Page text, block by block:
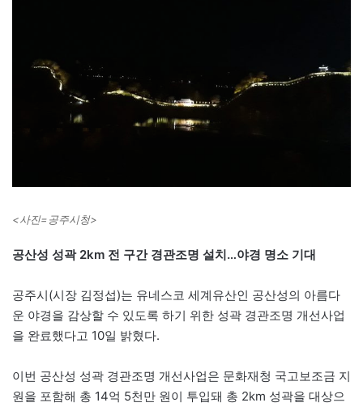
<사진=공주시청>
공산성 성곽 2km 전 구간 경관조명 설치…야경 명소 기대
공주시(시장 김정섭)는 유네스코 세계유산인 공산성의 아름다
운 야경을 감상할 수 있도록 하기 위한 성곽 경관조명 개선사업
을 완료했다고 10일 밝혔다.
이번 공산성 성곽 경관조명 개선사업은 문화재청 국고보조금 지
원을 포함해 총 14억 5천만 원이 투입돼 총 2km 성곽을 대상으